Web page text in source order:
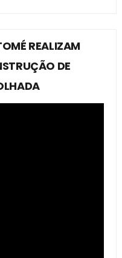
REALIZAM
DE